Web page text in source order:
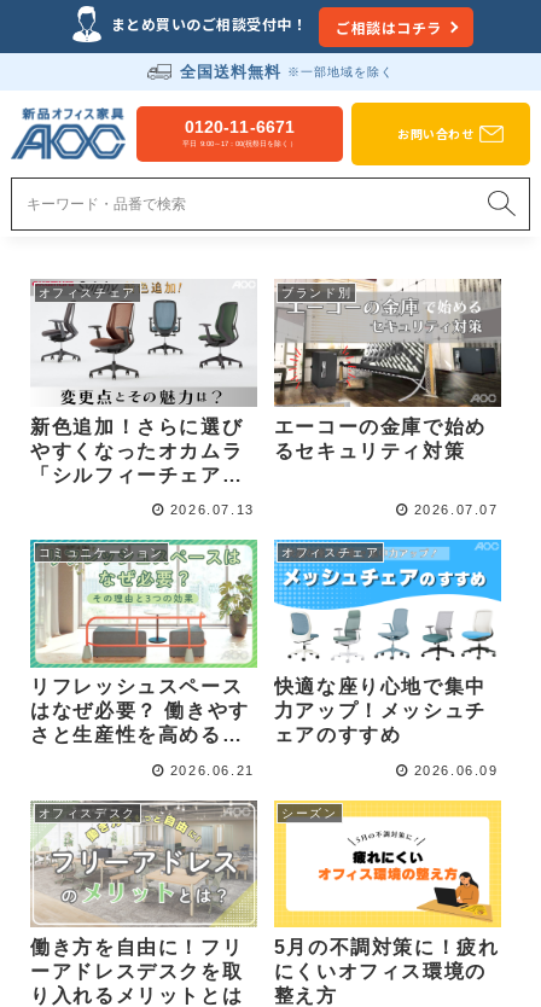
まとめ買いのご相談受付中！ ご相談はコチラ
全国送料無料 ※一部地域を除く
0120-11-6671
平日 9:00～17：00(祝祭日を除く）
お問い合わせ
Just another WordPress site
新品オフィス家具のAOC
オフィスチェア
新色追加！さらに選び
やすくなったオカムラ
「シルフィーチェア」
変更点とその魅力は？
2026.07.13
ブランド別
エーコーの金庫で始め
るセキュリティ対策
2026.07.07
コミュニケーション
リフレッシュスペース
はなぜ必要？ 働きやす
さと生産性を高める空
2026.06.21
オフィスチェア
快適な座り心地で集中
力アップ！メッシュチ
ェアのすすめ
2026.06.09
オフィスデスク
働き方を自由に！フリ
ーアドレスデスクを取
り入れるメリットとは
シーズン
5月の不調対策に！疲れ
にくいオフィス環境の
整え方